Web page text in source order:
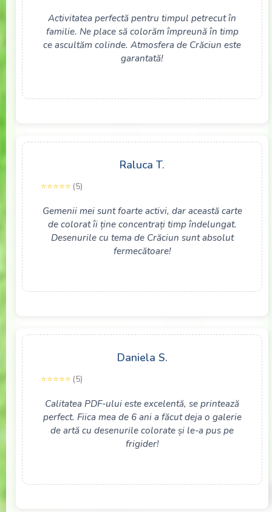
Activitatea perfectă pentru timpul petrecut în
familie. Ne place să colorăm împreună în timp
ce ascultăm colinde. Atmosfera de Crăciun este
garantată!
Raluca T.
(5)
Gemenii mei sunt foarte activi, dar această carte
de colorat îi ține concentrați timp îndelungat.
Desenurile cu tema de Crăciun sunt absolut
fermecătoare!
Daniela S.
(5)
Calitatea PDF-ului este excelentă, se printează
perfect. Fiica mea de 6 ani a făcut deja o galerie
de artă cu desenurile colorate și le-a pus pe
frigider!